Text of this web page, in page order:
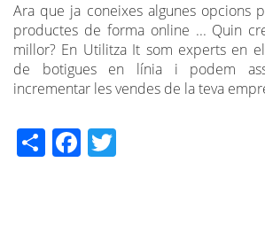
Ara que ja coneixes algunes opcions
productes de forma online ... Quin
millor? En Utilitza It som experts en
de botigues en línia i podem
incrementar les vendes de la teva
ShareFacebook